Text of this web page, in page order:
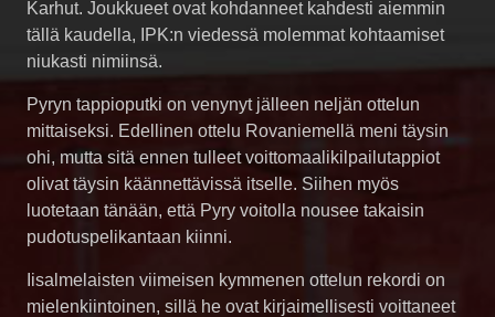
Karhut. Joukkueet ovat kohdanneet kahdesti aiemmin
tällä kaudella, IPK:n viedessä molemmat kohtaamiset
niukasti nimiinsä.
Pyryn tappioputki on venynyt jälleen neljän ottelun
mittaiseksi. Edellinen ottelu Rovaniemellä meni täysin
ohi, mutta sitä ennen tulleet voittomaalikilpailutappiot
olivat täysin käännettävissä itselle. Siihen myös
luotetaan tänään, että Pyry voitolla nousee takaisin
pudotuspelikantaan kiinni.
Iisalmelaisten viimeisen kymmenen ottelun rekordi on
mielenkiintoinen, sillä he ovat kirjaimellisesti voittaneet